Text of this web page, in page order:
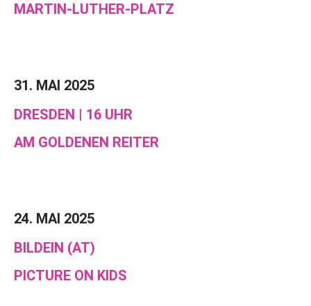
MARTIN-LUTHER-PLATZ
31. MAI 2025
DRESDEN | 16 UHR
AM GOLDENEN REITER
24. MAI 2025
BILDEIN (AT)
PICTURE ON KIDS